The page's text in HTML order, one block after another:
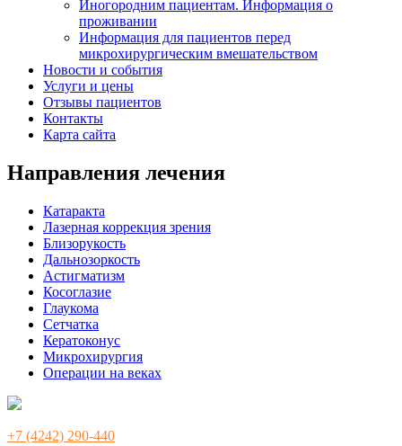
Иногородним пациентам. Информация о
проживании
Информация для пациентов перед
микрохирургическим вмешательством
Новости и события
Услуги и цены
Отзывы пациентов
Контакты
Карта сайта
Направления лечения
Катаракта
Лазерная коррекция зрения
Близорукость
Дальнозоркость
Астигматизм
Косоглазие
Глаукома
Сетчатка
Кератоконус
Микрохирургия
Операции на веках
+7 (4242) 290-440